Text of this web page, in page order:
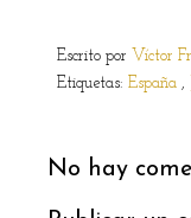
Escrito por Víctor
Etiquetas: España ,
No hay